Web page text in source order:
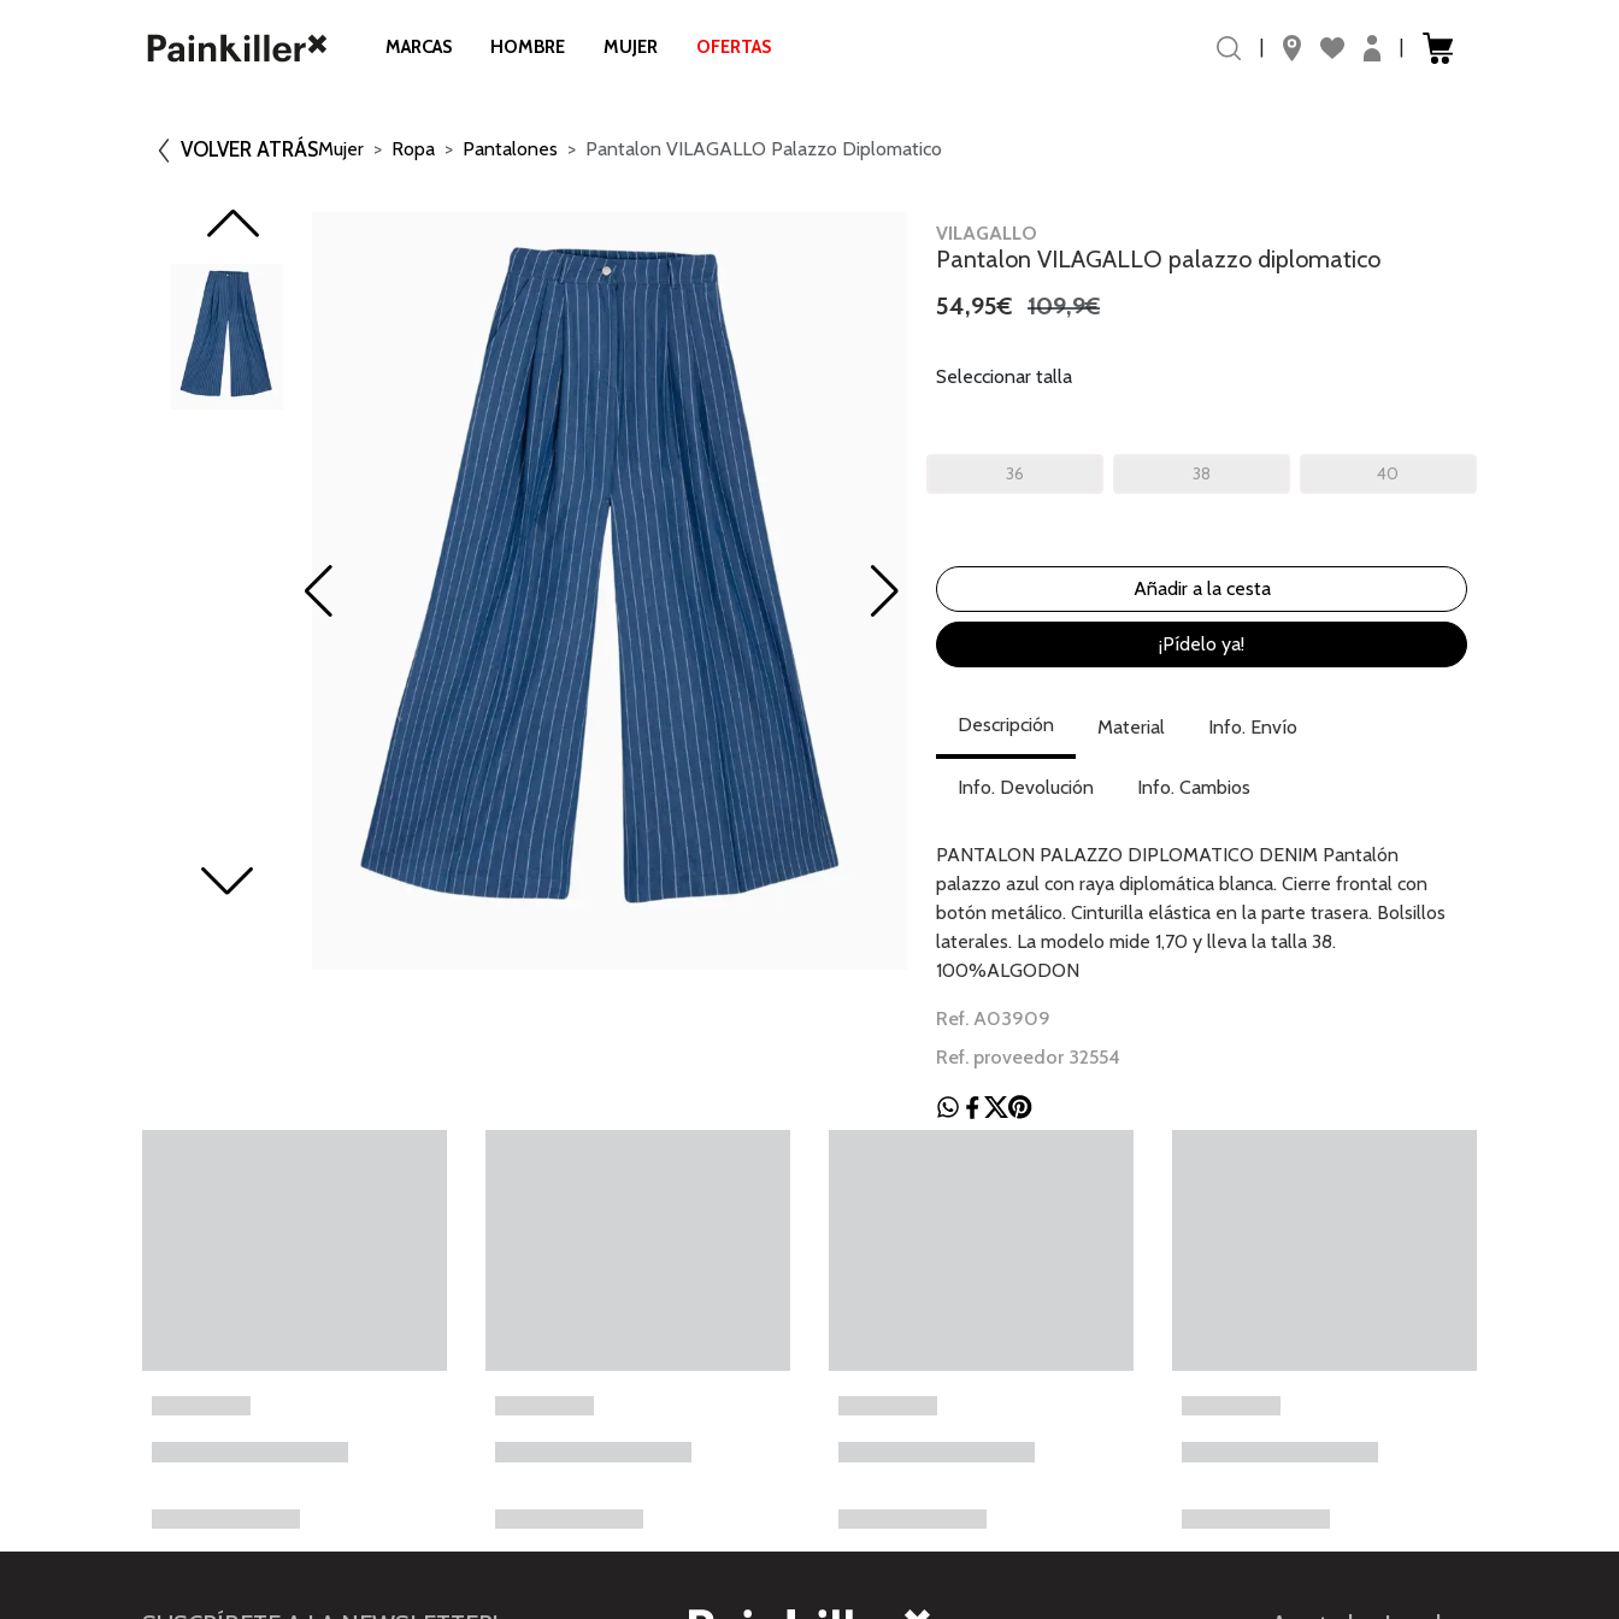
MARCAS HOMBRE MUJER OFERTAS | |
VOLVER ATRÁSMujer Ropa Pantalones Pantalon VILAGALLO Palazzo Diplomatico
VILAGALLO
Pantalon VILAGALLO palazzo diplomatico
54,95€ 109,9€
Seleccionar talla
36 38 40
¡Pídelo ya!
Descripción Material Info. Envío
Info. Devolución Info. Cambios
PANTALON PALAZZO DIPLOMATICO DENIM Pantalón
palazzo azul con raya diplomática blanca. Cierre frontal con
botón metálico. Cinturilla elástica en la parte trasera. Bolsillos
laterales. La modelo mide 1,70 y lleva la talla 38.
100%ALGODON
Ref. A03909
Ref. proveedor 32554